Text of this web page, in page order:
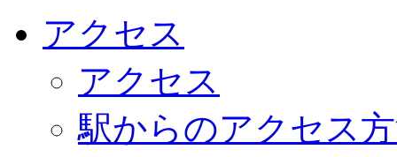
アクセス
アクセス
駅からのアクセス